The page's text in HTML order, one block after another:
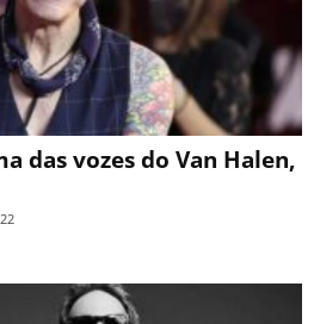
das vozes do Van Halen,